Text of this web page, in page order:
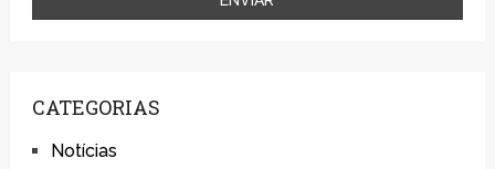
CATEGORIAS
Notícias